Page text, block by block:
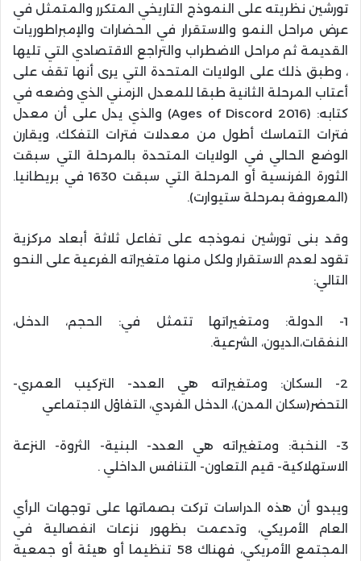
تورشين نظريته على النموذج التاريخي المتكرر والمتمثل في
عرض مراحل النمو والاستقرار في الحضارات والإمبراطوريات
القديمة ثم مراحل الاضطراب والتراجع الاقتصادي التي تليها
، وطبق ذلك على الولايات المتحدة التي يرى أنها تقف على
أعتاب المرحلة الثانية طبقا للمعدل الزمني الذي وضعه في
كتابه: (2016 Ages of Discord) والذي يدل على أن معدل
فترات التماسك أطول من معدلات فترات التفكك، ويقارن
الوضع الحالي في الولايات المتحدة بالمرحلة التي سبقت
الثورة الفرنسية أو المرحلة التي سبقت 1630 في بريطانيا.
(المعروفة بمرحلة ستيوارت).
وقد بنى تورشين نموذجه على تفاعل ثلاثة أبعاد مركزية
تقود لعدم الاستقرار ولكل منها متغيراته الفرعية على النحو
التالي:
1- الدولة: ومتغيراتها تتمثل في: الحجم، الدخل،
النفقات،الديون، الشرعية.
2- السكان: ومتغيراته هي العدد- التركيب العمري-
التحضر(سكان المدن)، الدخل الفردي، التفاؤل الاجتماعي
3- النخبة: ومتغيراته هي العدد- البنية- الثروة- النزعة
الاستهلاكية- قيم التعاون- التنافس الداخلي .
ويبدو أن هذه الدراسات تركت بصماتها على توجهات الرأي
العام الأمريكي، وتدعمت بظهور نزعات انفصالية في
المجتمع الأمريكي، فهناك 58 تنظيما أو هيئة أو جمعية